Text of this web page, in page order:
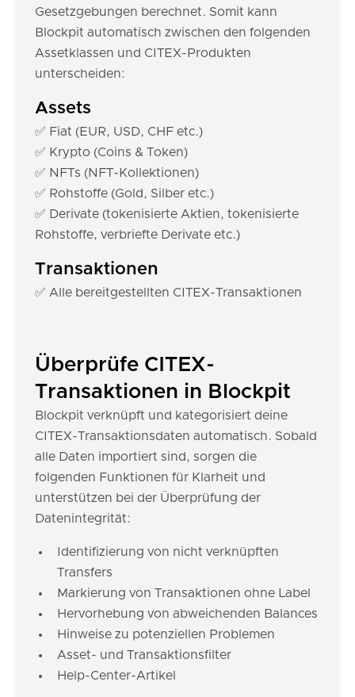
Gesetzgebungen berechnet. Somit kann
Blockpit automatisch zwischen den folgenden
Assetklassen und CITEX-Produkten
unterscheiden:
Assets
✅ Fiat (EUR, USD, CHF etc.)
✅ Krypto (Coins & Token)
✅ NFTs (NFT-Kollektionen)
✅ Rohstoffe (Gold, Silber etc.)
✅ Derivate (tokenisierte Aktien, tokenisierte
Rohstoffe, verbriefte Derivate etc.)
Transaktionen
✅ Alle bereitgestellten CITEX-Transaktionen
Überprüfe CITEX-
Transaktionen in Blockpit
Blockpit verknüpft und kategorisiert deine
CITEX-Transaktionsdaten automatisch. Sobald
alle Daten importiert sind, sorgen die
folgenden Funktionen für Klarheit und
unterstützen bei der Überprüfung der
Datenintegrität:
Identifizierung von nicht verknüpften
Transfers
Markierung von Transaktionen ohne Label
Hervorhebung von abweichenden Balances
Hinweise zu potenziellen Problemen
Asset- und Transaktionsfilter
Help-Center-Artikel